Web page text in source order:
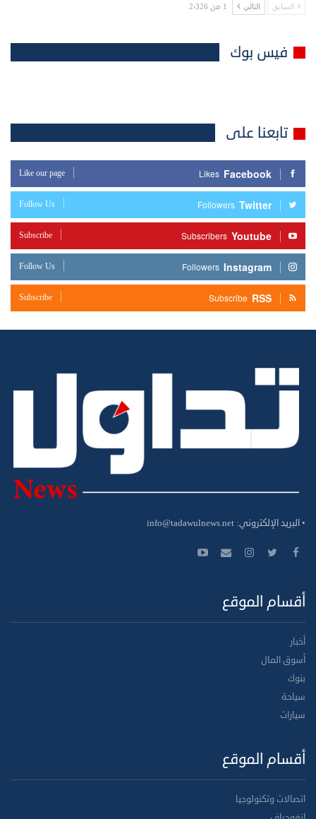
السابق التالي 1 من 2٬326
فيس بوك
تابعنا على
Facebook
Likes
Like our page
Twitter
Followers
Follow Us
Youtube
Subscribers
Subscribe
Instagram
Followers
Follow Us
RSS
Subscribe
Subscribe
• البريد الإلكتروني: info@tadawulnews.net
أقسام الموقع
أخبار
أسوق المال
بنوك
سياحة
سيارات
أقسام الموقع
اتصالات وتكنولوجيا